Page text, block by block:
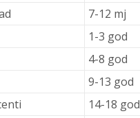
7-12 mj
1-3 god
4-8 god
9-13 god
14-18 god